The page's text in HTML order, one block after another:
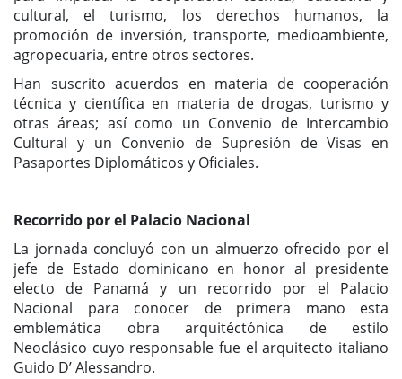
cultural, el turismo, los derechos humanos, la
promoción de inversión, transporte, medioambiente,
agropecuaria, entre otros sectores.
Han suscrito acuerdos en materia de cooperación
técnica y científica en materia de drogas, turismo y
otras áreas; así como un Convenio de Intercambio
Cultural y un Convenio de Supresión de Visas en
Pasaportes Diplomáticos y Oficiales.
Recorrido por el Palacio Nacional
La jornada concluyó con un almuerzo ofrecido por el
jefe de Estado dominicano en honor al presidente
electo de Panamá y un recorrido por el Palacio
Nacional para conocer de primera mano esta
emblemática obra arquitéctónica de estilo
Neoclásico cuyo responsable fue el arquitecto italiano
Guido D’ Alessandro.